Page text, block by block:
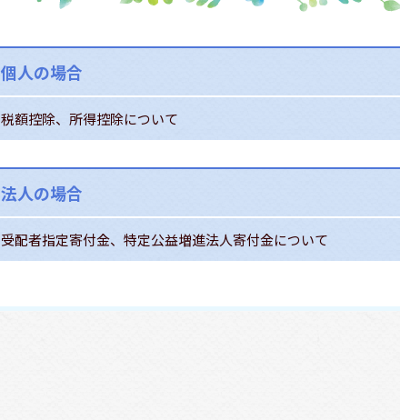
個人の場合
税額控除、所得控除について
法人の場合
受配者指定寄付金、特定公益増進法人寄付金について